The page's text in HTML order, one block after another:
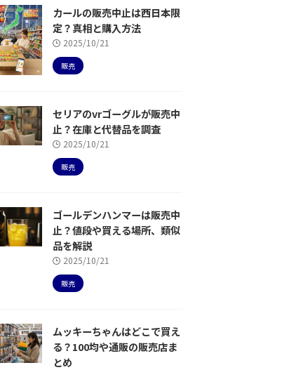
カールの販売中止は西日本限
定？真相と購入方法
2025/10/21
販売
セリアのvrゴーグルが販売中
止？在庫と代替品を調査
2025/10/21
販売
ゴールデンハンマーは販売中
止？値段や買える場所、類似
品を解説
2025/10/21
販売
ムッキーちゃんはどこで買え
る？100均や通販の販売店ま
とめ